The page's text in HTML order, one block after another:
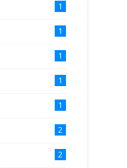
1
1
1
1
1
2
2